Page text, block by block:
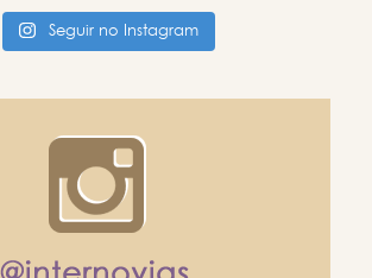
Seguir no Instagram